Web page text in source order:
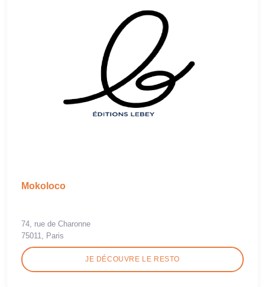
Mokoloco
74, rue de Charonne
75011, Paris
JE DÉCOUVRE LE RESTO